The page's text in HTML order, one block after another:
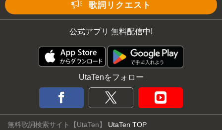
歌詞リクエスト
公式アプリ 無料配信中!
UtaTenをフォロー
無料歌詞検索サイト【UtaTen】 UtaTen TOP